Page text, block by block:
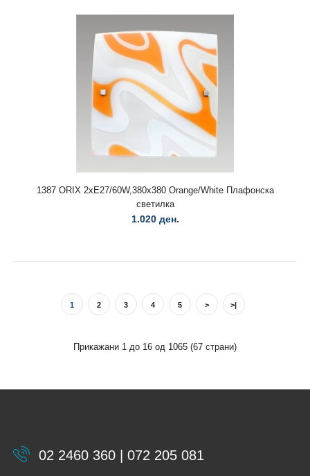
1361 ROCKET 1XE27/60W Детска плафонска светилка..
1362 CLOWN 1XE27/60W Детска плафонска светилка
1362 CLOWN 1XE27/60W Детска плафонска светилка..
1387 ORIX 2xE27/60W,380x380 Orange/White Плафонска
светилка
1.020 ден.
1 2 3 4 5 > >|
Прикажани 1 до 16 од 1065 (67 страни)
02 2460 360 | 072 205 081